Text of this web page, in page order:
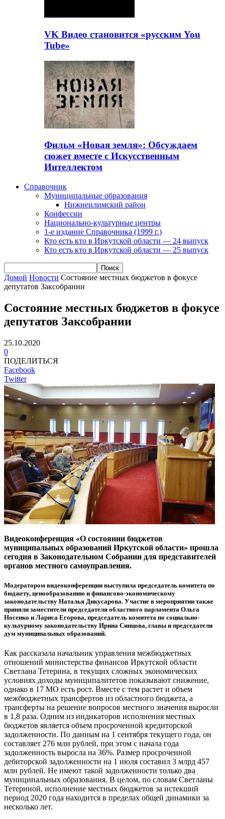
VK Видео становится «русским You
Tube»
Фильм «Новая земля»: Обсуждаем
сюжет вместе с Искусственным
Интеллектом
Справочник
Муниципальные образования
Нижнеилимский район
Конфессии
Национально-культурные центры
1-е издание Справочника (1999 г.)
Кто есть кто в Иркутской области — 24 выпуск
Кто есть кто в Иркутской области — 25 выпуск
Домой Новости Состояние местных бюджетов в фокусе
депутатов Заксобрании
Состояние местных бюджетов в фокусе
депутатов Заксобрании
25.10.2020
0
ПОДЕЛИТЬСЯ
Facebook
Twitter
Видеоконференция «О состоянии бюджетов
муниципальных образований Иркутской области» прошла
сегодня в Законодательном Собрании для представителей
органов местного самоуправления.
Модератором видеоконференции выступила председатель комитета по
бюджету, ценообразованию и финансово-экономическому
законодательству Наталья Дикусарова. Участие в мероприятии также
приняли заместители председателя областного парламента Ольга
Носенко и Лариса Егорова, председатель комитета по социально-
культурному законодательству Ирина Синцова, главы и председатели
дум муниципальных образований.
Как рассказала начальник управления межбюджетных
отношений министерства финансов Иркутской области
Светлана Тетерина, в текущих сложных экономических
условиях доходы муниципалитетов показывают снижение,
однако в 17 МО есть рост. Вместе с тем растет и объем
межбюджетных трансфертов из областного бюджета, а
трансферты на решение вопросов местного значения выросли
в 1,8 раза. Одним из индикаторов исполнения местных
бюджетов является объем просроченной кредиторской
задолженности. По данным на 1 сентября текущего года, он
составляет 276 млн рублей, при этом с начала года
задолженность выросла на 36%. Размер просроченной
дебиторской задолженности на 1 июля составил 3 млрд 457
млн рублей. Не имеют такой задолженности только два
муниципальных образования. В целом, по словам Светланы
Тетериной, исполнение местных бюджетов за истекший
период 2020 года находится в пределах общей динамики за
несколько лет.